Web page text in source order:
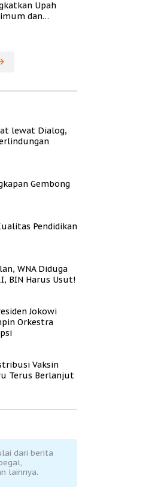
Upah
dan
lewat Dialog,
Gembong
Pendidikan
WNA Diduga
BIN Harus Usut!
Jokowi
Orkestra
Vaksin
Terus Berlanjut
dari berita
lainnya.